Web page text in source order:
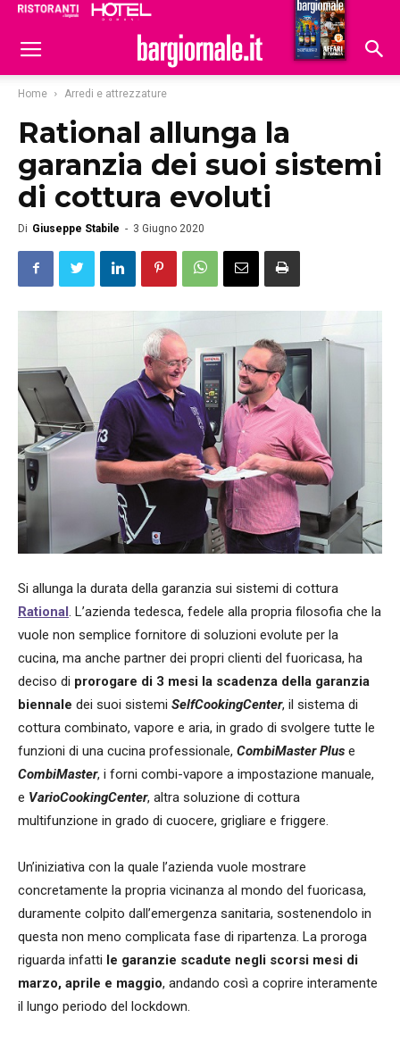
Hoteldomani
Home Arredi e attrezzature
Rational allunga la
garanzia dei suoi sistemi
di cottura evoluti
Di Giuseppe Stabile - 3 Giugno 2020
Si allunga la durata della garanzia sui sistemi di cottura
Rational. L’azienda tedesca, fedele alla propria filosofia che la
vuole non semplice fornitore di soluzioni evolute per la
cucina, ma anche partner dei propri clienti del fuoricasa, ha
deciso di prorogare di 3 mesi la scadenza della garanzia
biennale dei suoi sistemi SelfCookingCenter, il sistema di
cottura combinato, vapore e aria, in grado di svolgere tutte le
funzioni di una cucina professionale, CombiMaster Plus e
CombiMaster, i forni combi-vapore a impostazione manuale,
e VarioCookingCenter, altra soluzione di cottura
multifunzione in grado di cuocere, grigliare e friggere.
Un’iniziativa con la quale l’azienda vuole mostrare
concretamente la propria vicinanza al mondo del fuoricasa,
duramente colpito dall’emergenza sanitaria, sostenendolo in
questa non meno complicata fase di ripartenza. La proroga
riguarda infatti le garanzie scadute negli scorsi mesi di
marzo, aprile e maggio, andando così a coprire interamente
il lungo periodo del lockdown.